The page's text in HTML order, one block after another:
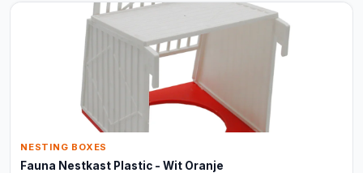
NESTING BOXES
Fauna Nestkast Plastic - Wit Oranje